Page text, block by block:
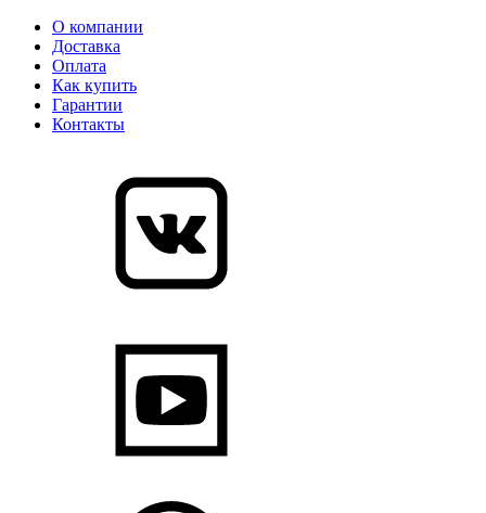
О компании
Доставка
Оплата
Как купить
Гарантии
Контакты